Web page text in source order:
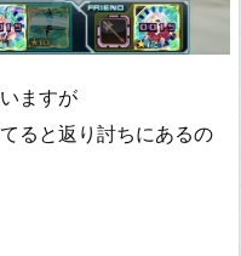
ますが
ると返り討ちにあるの